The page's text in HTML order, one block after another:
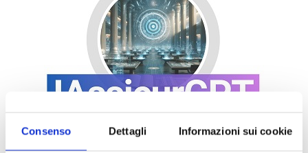
Consenso Dettagli Informazioni sui cookie